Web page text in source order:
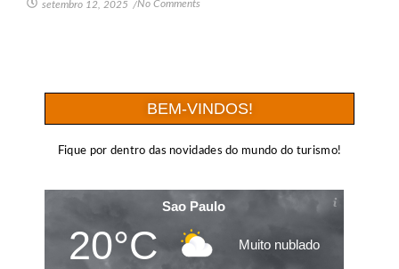
setembro 12, 2025 /No Comments
BEM-VINDOS!
Fique por dentro das novidades do mundo do turismo!
Sao Paulo
20°C Muito nublado